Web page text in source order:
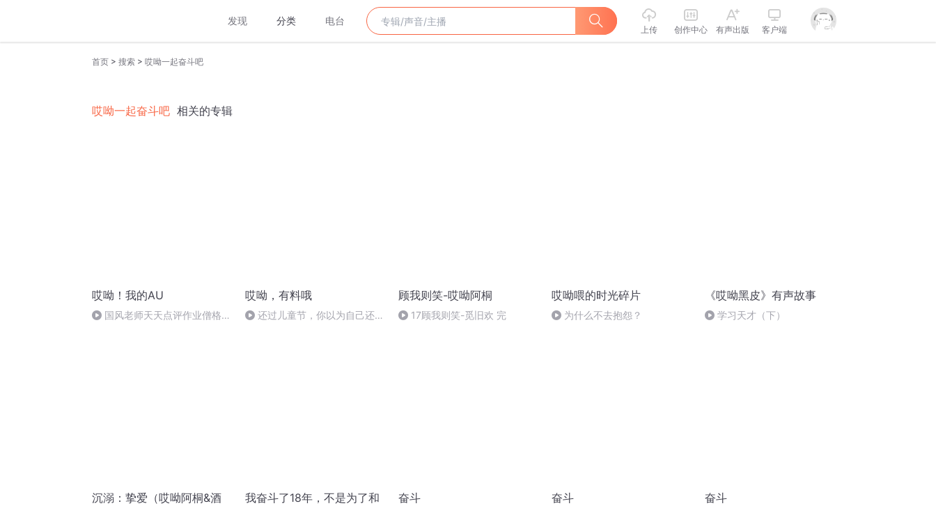
发现 分类 电台
上传 创作中心 有声出版 客户端
首页 > 搜索 > 哎呦一起奋斗吧
哎呦一起奋斗吧 相关的专辑
哎呦！我的AU
国风老师天天点评作业僧格林
哎呦，有料哦
还过儿童节，你以为自己还是
顾我则笑-哎呦阿桐
17顾我则笑-觅旧欢 完
哎呦喂的时光碎片
为什么不去抱怨？
《哎呦黑皮》有声故事
学习天才（下）
沉溺：挚爱（哎呦阿桐&酒
我奋斗了18年，不是为了和
奋斗 奋斗 奋斗